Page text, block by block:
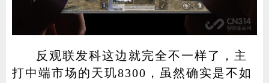
反观联发科这边就完全不一样了，主
打中端市场的天玑8300，虽然确实是不如